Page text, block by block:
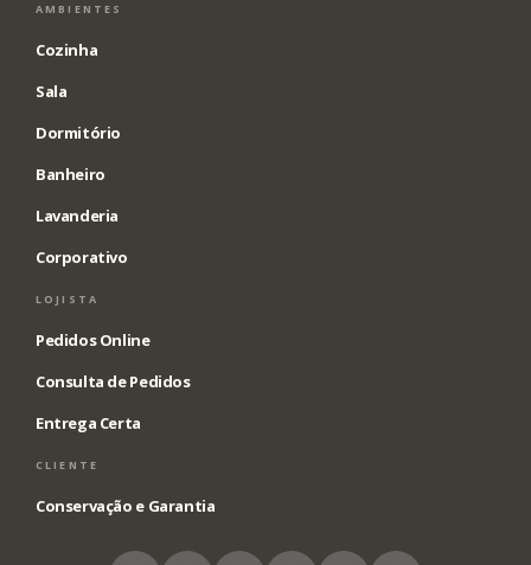
AMBIENTES
Cozinha
Sala
Dormitório
Banheiro
Lavanderia
Corporativo
LOJISTA
Pedidos Online
Consulta de Pedidos
Entrega Certa
CLIENTE
Conservação e Garantia